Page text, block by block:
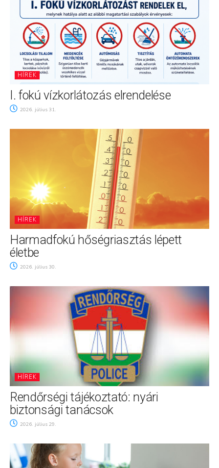
HÍREK
I. fokú vízkorlátozás elrendelése
2026. július 31.
HÍREK
Harmadfokú hőségriasztás lépett
életbe
2026. július 30.
HÍREK
Rendőrségi tájékoztató: nyári
biztonsági tanácsok
2026. július 29.